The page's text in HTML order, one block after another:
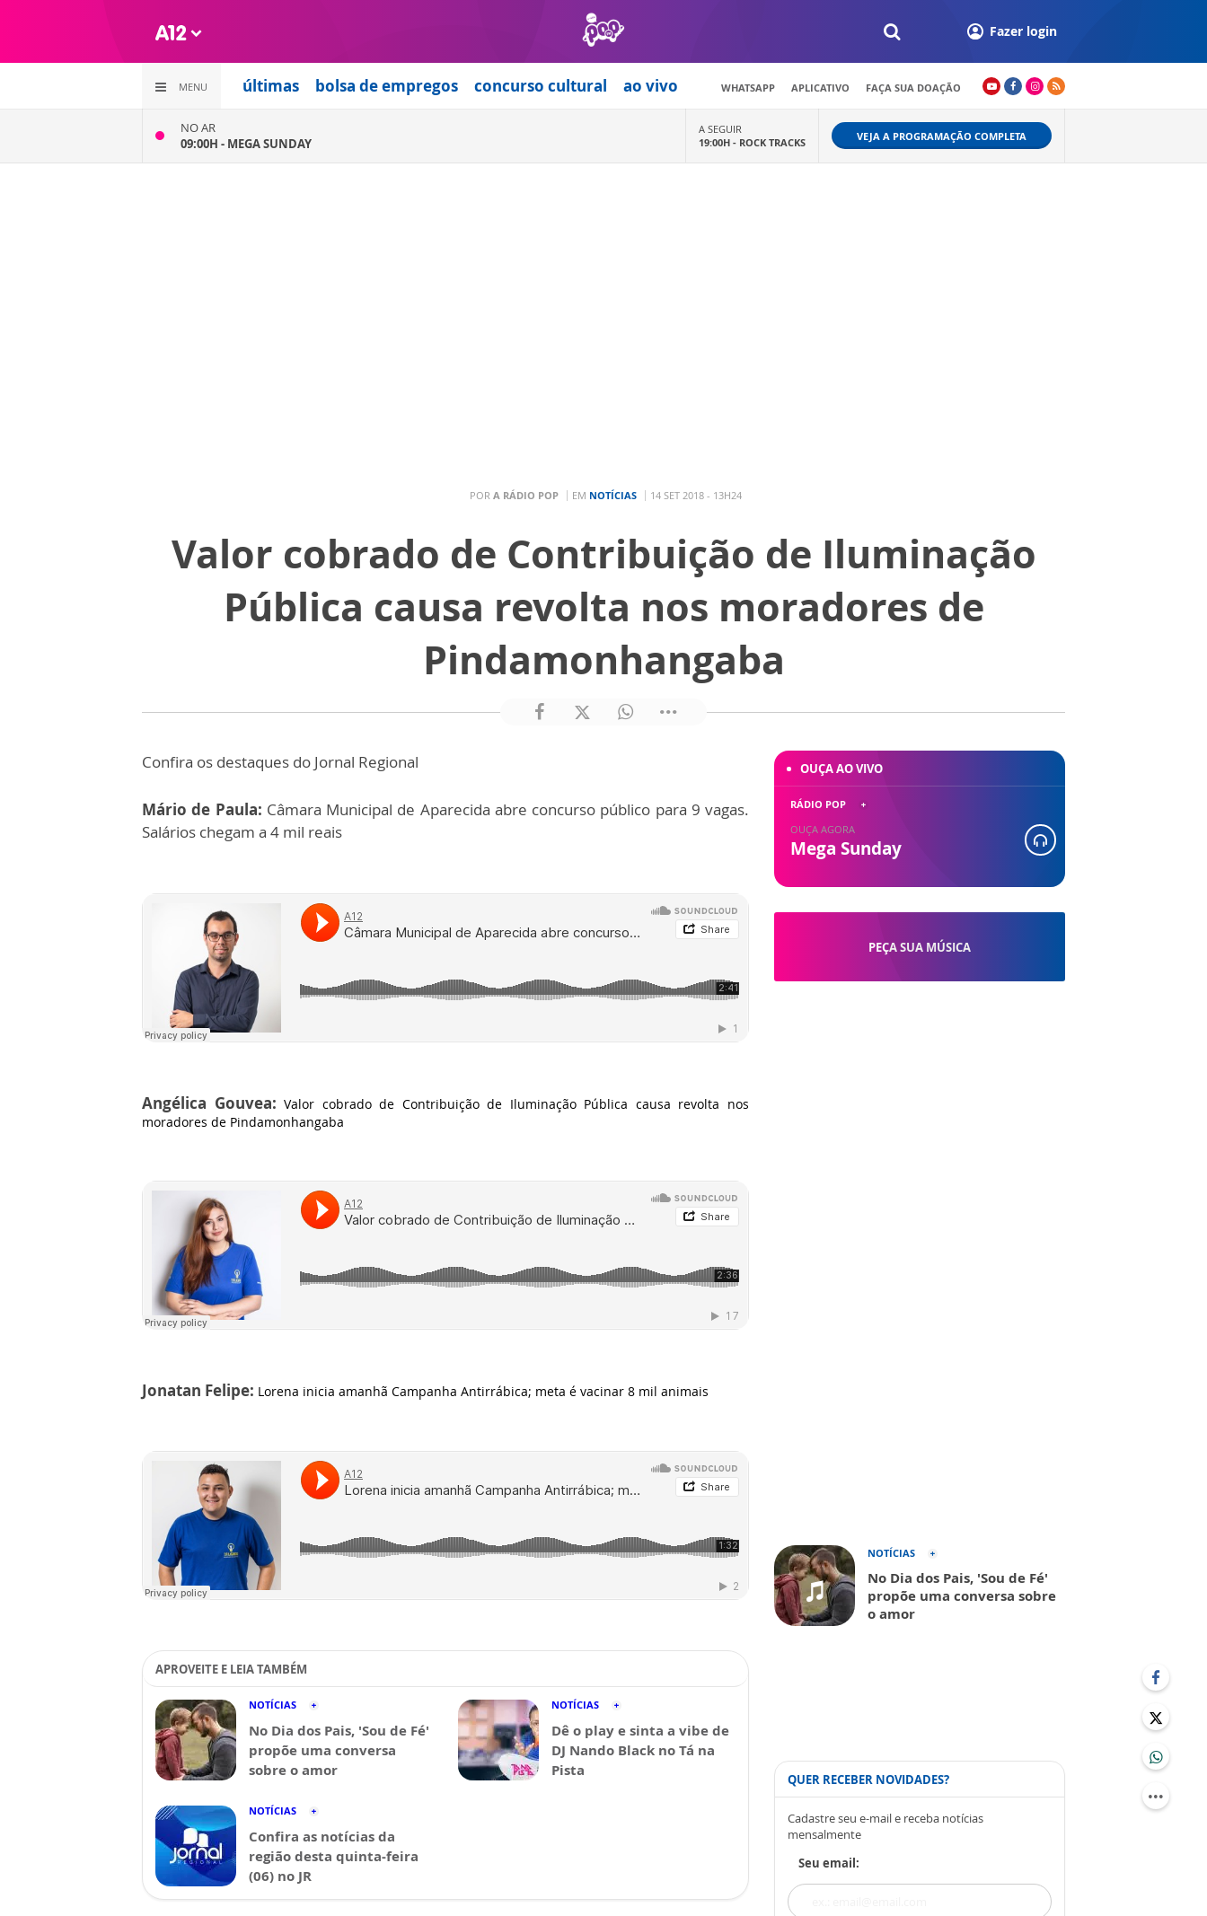
Fazer login
MENU últimas bolsa de empregos concurso cultural ao vivo WHATSAPP APLICATIVO FAÇA SUA DOAÇÃO
NO AR
09:00H - MEGA SUNDAY
A SEGUIR
19:00H - ROCK TRACKS VEJA A PROGRAMAÇÃO COMPLETA
POR A RÁDIO POP EM NOTÍCIAS 14 SET 2018 - 13H24
Valor cobrado de Contribuição de Iluminação
Pública causa revolta nos moradores de
Pindamonhangaba
Confira os destaques do Jornal Regional
Mário de Paula: Câmara Municipal de Aparecida abre concurso público para 9 vagas.
Salários chegam a 4 mil reais
Angélica Gouvea: Valor cobrado de Contribuição de Iluminação Pública causa revolta nos
moradores de Pindamonhangaba
Jonatan Felipe: Lorena inicia amanhã Campanha Antirrábica; meta é vacinar 8 mil animais
APROVEITE E LEIA TAMBÉM
NOTÍCIAS
No Dia dos Pais, 'Sou de Fé'
propõe uma conversa
sobre o amor
NOTÍCIAS
Dê o play e sinta a vibe de
DJ Nando Black no Tá na
Pista
NOTÍCIAS
Confira as notícias da
região desta quinta-feira
(06) no JR
PEÇA SUA MÚSICA
OUÇA AO VIVO
RÁDIO POP
OUÇA AGORA
Mega Sunday
NOTÍCIAS
No Dia dos Pais, 'Sou de Fé'
propõe uma conversa sobre
o amor
QUER RECEBER NOVIDADES?
Cadastre seu e-mail e receba notícias
mensalmente
Seu email: